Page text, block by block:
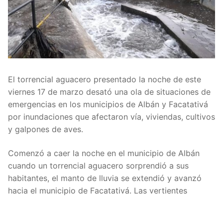
El torrencial aguacero presentado la noche de este
viernes 17 de marzo desató una ola de situaciones de
emergencias en los municipios de Albán y Facatativá
por inundaciones que afectaron vía, viviendas, cultivos
y galpones de aves.
Comenzó a caer la noche en el municipio de Albán
cuando un torrencial aguacero sorprendió a sus
habitantes, el manto de lluvia se extendió y avanzó
hacia el municipio de Facatativá. Las vertientes